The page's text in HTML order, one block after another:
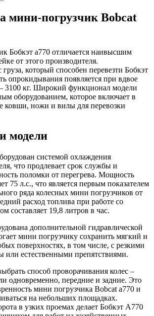
мини-погрузчик Bobcat
Бобкэт а770 отличается наивысшим
от этого производителя.
который способен перевезти Бобкэт
опрокидывания появляется при вдвое
3100 кг. Широкий функционал модели
оборудованием, которое включает в
ковши, ножи и вилы для перевозки
модели
системой охлаждения
что продлевает срок службы и
поломки от перегрева. Мощность
75 л.с., что является первым показателем
ряда колесных мини погрузчиков от
расход топлива при работе со
составляет 19,8 литров в час.
дополнительной гидравлической
мини погрузчику сохранить мягкий и
поверхностях, в том числе, с резкими
или естественными препятствиями.
способ проворачивания колес –
одновременно, передние и задние. Это
мини погрузчика Bobcat a770 и
на небольших площадках.
в узких проемах делает Бобкэт А770